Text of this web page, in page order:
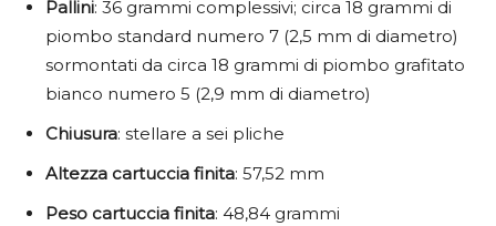
Pallini: 36 grammi complessivi; circa 18 grammi di
piombo standard numero 7 (2,5 mm di diametro)
sormontati da circa 18 grammi di piombo grafitato
bianco numero 5 (2,9 mm di diametro)
Chiusura: stellare a sei pliche
Altezza cartuccia finita: 57,52 mm
Peso cartuccia finita: 48,84 grammi